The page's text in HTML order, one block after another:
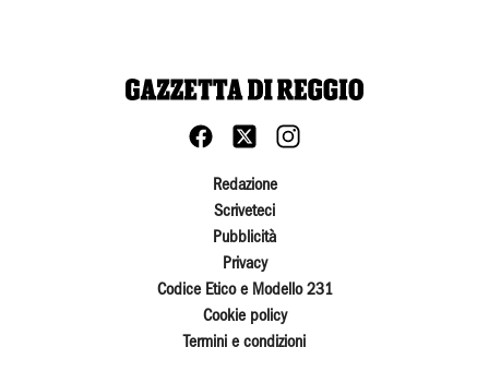
Redazione
Scriveteci
Pubblicità
Privacy
Codice Etico e Modello 231
Cookie policy
Termini e condizioni